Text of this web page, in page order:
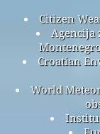
Citizen
Agencija
Croatian
World